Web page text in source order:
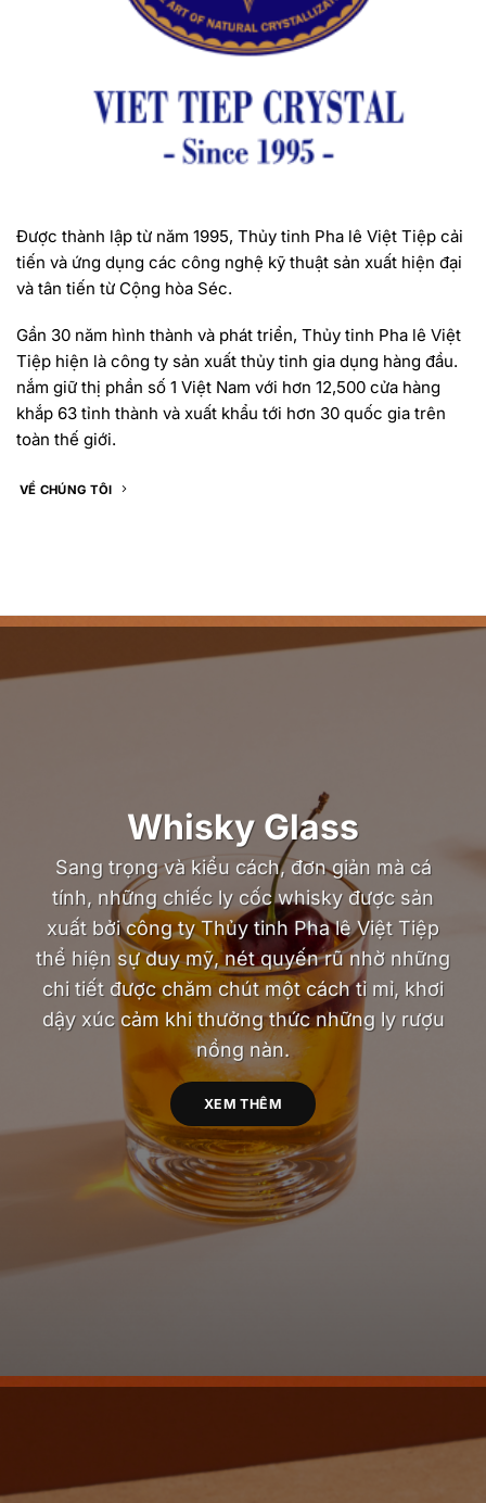
Được thành lập từ năm 1995, Thủy tinh Pha lê Việt Tiệp cải
tiến và ứng dụng các công nghệ kỹ thuật sản xuất hiện đại
và tân tiến từ Cộng hòa Séc.
Gần 30 năm hình thành và phát triển, Thủy tinh Pha lê Việt
Tiệp hiện là công ty sản xuất thủy tinh gia dụng hàng đầu.
nắm giữ thị phần số 1 Việt Nam với hơn 12,500 cửa hàng
khắp 63 tỉnh thành và xuất khẩu tới hơn 30 quốc gia trên
toàn thế giới.
VỀ CHÚNG TÔI
Whisky Glass
Sang trọng và kiểu cách, đơn giản mà cá
tính, những chiếc ly cốc whisky được sản
xuất bởi công ty Thủy tinh Pha lê Việt Tiệp
thể hiện sự duy mỹ, nét quyến rũ nhờ những
chi tiết được chăm chút một cách tỉ mỉ, khơi
dậy xúc cảm khi thưởng thức những ly rượu
nồng nàn.
XEM THÊM